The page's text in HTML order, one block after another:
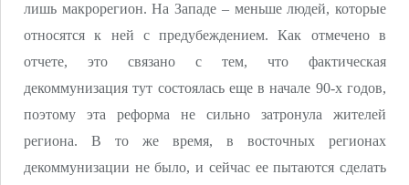
лишь макрорегион. На Западе – меньше людей, которые
относятся к ней с предубеждением. Как отмечено в
отчете, это связано с тем, что фактическая
декоммунизация тут состоялась еще в начале 90-х годов,
поэтому эта реформа не сильно затронула жителей
региона. В то же время, в восточных регионах
декоммунизации не было, и сейчас ее пытаются сделать